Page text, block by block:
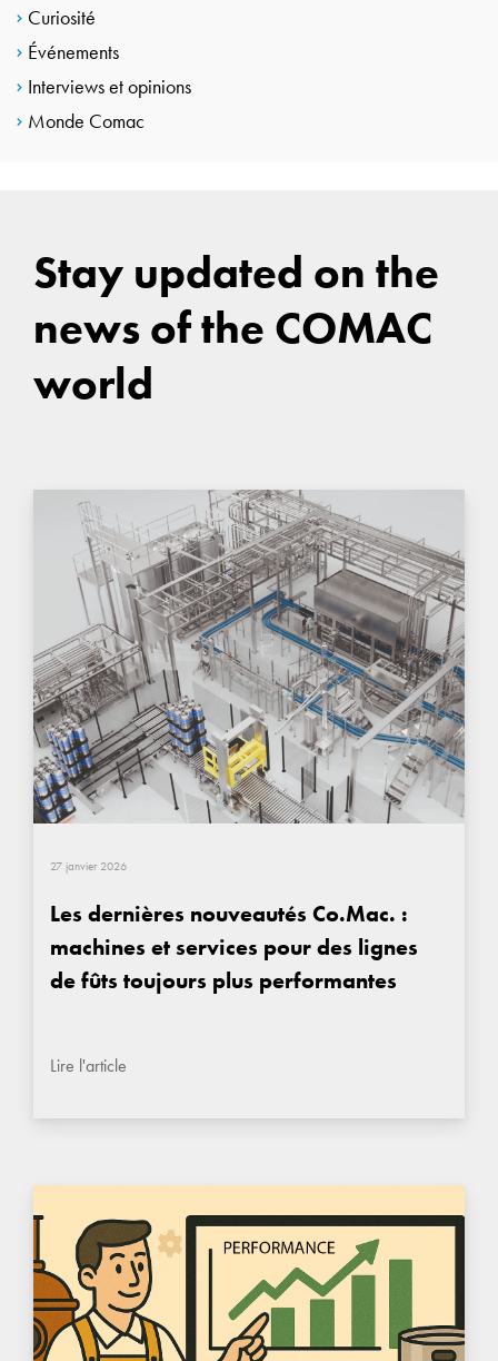
Curiosité
Événements
Interviews et opinions
Monde Comac
Stay updated on the
news of the COMAC
world
27 janvier 2026
Les dernières nouveautés Co.Mac. :
machines et services pour des lignes
de fûts toujours plus performantes
Lire l'article